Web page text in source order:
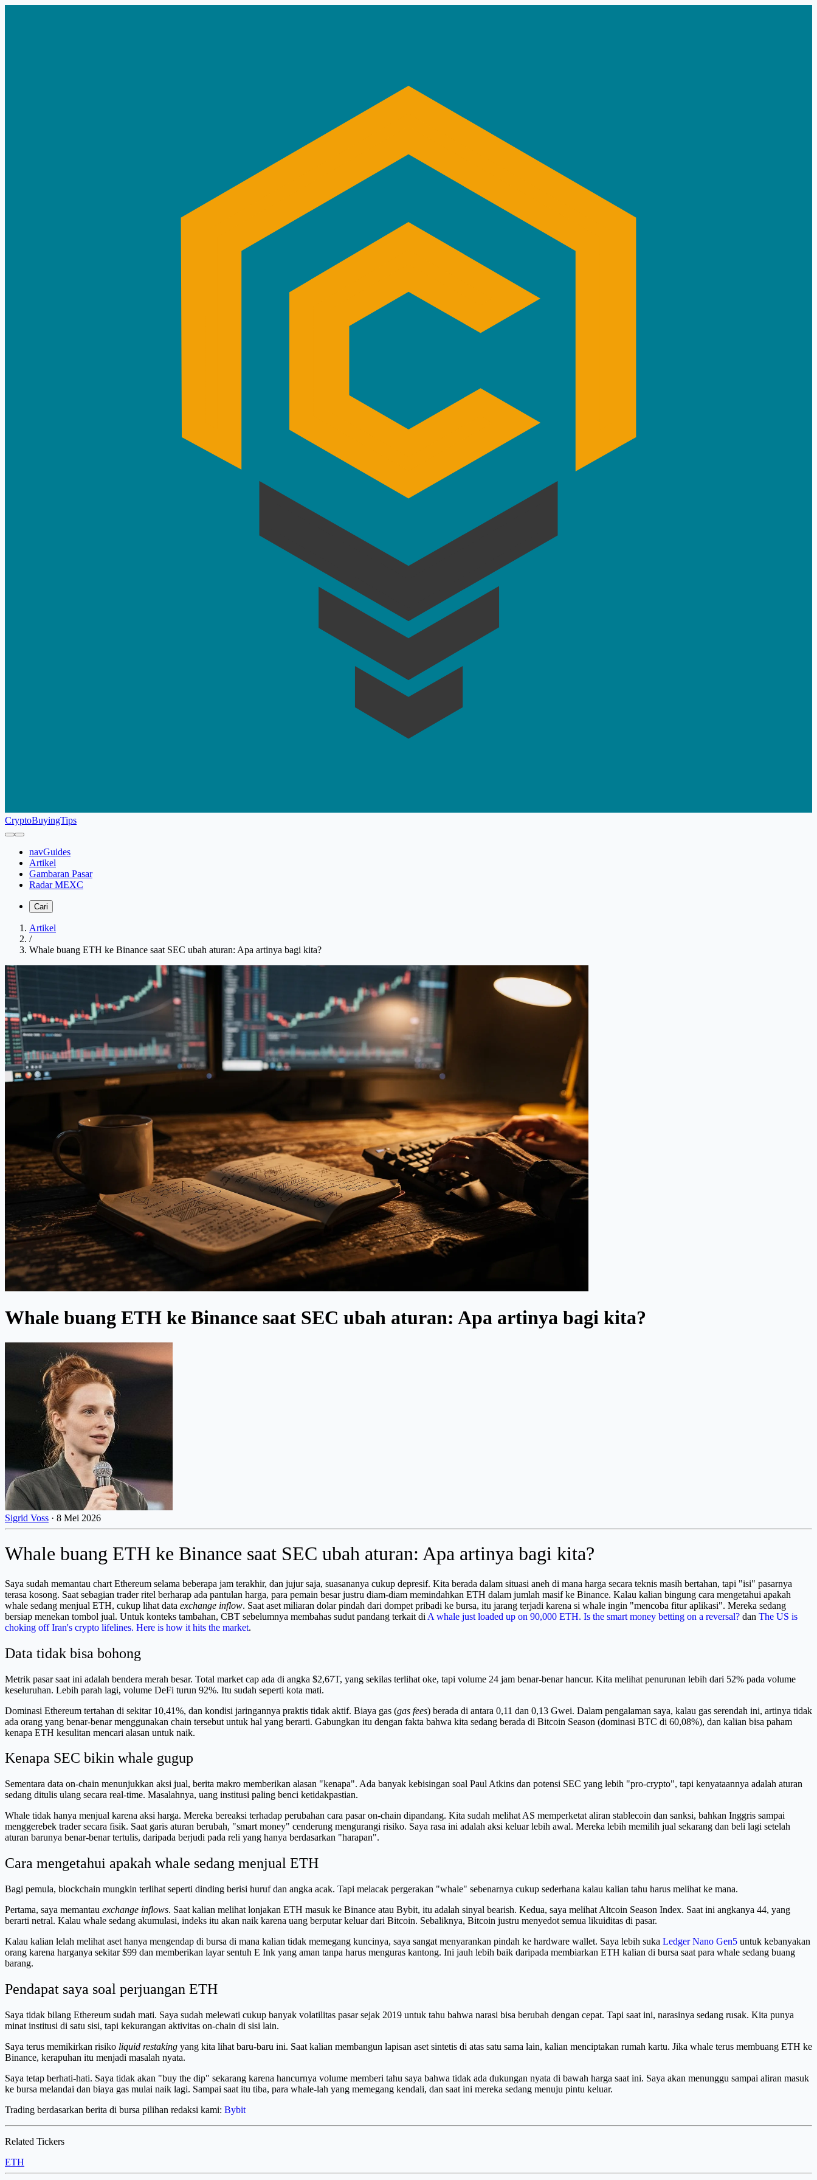
CryptoBuyingTips
navGuides
Artikel
Gambaran Pasar
Radar MEXC
Cari
Artikel
/
Whale buang ETH ke Binance saat SEC ubah aturan: Apa artinya bagi kita?
Whale buang ETH ke Binance saat SEC ubah aturan: Apa artinya bagi kita?
Sigrid Voss · 8 Mei 2026
Whale buang ETH ke Binance saat SEC ubah aturan: Apa artinya bagi kita?
Saya sudah memantau chart Ethereum selama beberapa jam terakhir, dan jujur saja, suasananya cukup depresif. Kita berada dalam situasi aneh di mana harga secara teknis masih bertahan, tapi "isi" pasarnya
terasa kosong. Saat sebagian trader ritel berharap ada pantulan harga, para pemain besar justru diam-diam memindahkan ETH dalam jumlah masif ke Binance. Kalau kalian bingung cara mengetahui apakah
whale sedang menjual ETH, cukup lihat data exchange inflow. Saat aset miliaran dolar pindah dari dompet pribadi ke bursa, itu jarang terjadi karena si whale ingin "mencoba fitur aplikasi". Mereka sedang
bersiap menekan tombol jual. Untuk konteks tambahan, CBT sebelumnya membahas sudut pandang terkait di A whale just loaded up on 90,000 ETH. Is the smart money betting on a reversal? dan The US is
choking off Iran's crypto lifelines. Here is how it hits the market.
Data tidak bisa bohong
Metrik pasar saat ini adalah bendera merah besar. Total market cap ada di angka $2,67T, yang sekilas terlihat oke, tapi volume 24 jam benar-benar hancur. Kita melihat penurunan lebih dari 52% pada volume
keseluruhan. Lebih parah lagi, volume DeFi turun 92%. Itu sudah seperti kota mati.
Dominasi Ethereum tertahan di sekitar 10,41%, dan kondisi jaringannya praktis tidak aktif. Biaya gas (gas fees) berada di antara 0,11 dan 0,13 Gwei. Dalam pengalaman saya, kalau gas serendah ini, artinya tidak
ada orang yang benar-benar menggunakan chain tersebut untuk hal yang berarti. Gabungkan itu dengan fakta bahwa kita sedang berada di Bitcoin Season (dominasi BTC di 60,08%), dan kalian bisa paham
kenapa ETH kesulitan mencari alasan untuk naik.
Kenapa SEC bikin whale gugup
Sementara data on-chain menunjukkan aksi jual, berita makro memberikan alasan "kenapa". Ada banyak kebisingan soal Paul Atkins dan potensi SEC yang lebih "pro-crypto", tapi kenyataannya adalah aturan
sedang ditulis ulang secara real-time. Masalahnya, uang institusi paling benci ketidakpastian.
Whale tidak hanya menjual karena aksi harga. Mereka bereaksi terhadap perubahan cara pasar on-chain dipandang. Kita sudah melihat AS memperketat aliran stablecoin dan sanksi, bahkan Inggris sampai
menggerebek trader secara fisik. Saat garis aturan berubah, "smart money" cenderung mengurangi risiko. Saya rasa ini adalah aksi keluar lebih awal. Mereka lebih memilih jual sekarang dan beli lagi setelah
aturan barunya benar-benar tertulis, daripada berjudi pada reli yang hanya berdasarkan "harapan".
Cara mengetahui apakah whale sedang menjual ETH
Bagi pemula, blockchain mungkin terlihat seperti dinding berisi huruf dan angka acak. Tapi melacak pergerakan "whale" sebenarnya cukup sederhana kalau kalian tahu harus melihat ke mana.
Pertama, saya memantau exchange inflows. Saat kalian melihat lonjakan ETH masuk ke Binance atau Bybit, itu adalah sinyal bearish. Kedua, saya melihat Altcoin Season Index. Saat ini angkanya 44, yang
berarti netral. Kalau whale sedang akumulasi, indeks itu akan naik karena uang berputar keluar dari Bitcoin. Sebaliknya, Bitcoin justru menyedot semua likuiditas di pasar.
Kalau kalian lelah melihat aset hanya mengendap di bursa di mana kalian tidak memegang kuncinya, saya sangat menyarankan pindah ke hardware wallet. Saya lebih suka Ledger Nano Gen5 untuk kebanyakan
orang karena harganya sekitar $99 dan memberikan layar sentuh E Ink yang aman tanpa harus menguras kantong. Ini jauh lebih baik daripada membiarkan ETH kalian di bursa saat para whale sedang buang
barang.
Pendapat saya soal perjuangan ETH
Saya tidak bilang Ethereum sudah mati. Saya sudah melewati cukup banyak volatilitas pasar sejak 2019 untuk tahu bahwa narasi bisa berubah dengan cepat. Tapi saat ini, narasinya sedang rusak. Kita punya
minat institusi di satu sisi, tapi kekurangan aktivitas on-chain di sisi lain.
Saya terus memikirkan risiko liquid restaking yang kita lihat baru-baru ini. Saat kalian membangun lapisan aset sintetis di atas satu sama lain, kalian menciptakan rumah kartu. Jika whale terus membuang ETH ke
Binance, kerapuhan itu menjadi masalah nyata.
Saya tetap berhati-hati. Saya tidak akan "buy the dip" sekarang karena hancurnya volume memberi tahu saya bahwa tidak ada dukungan nyata di bawah harga saat ini. Saya akan menunggu sampai aliran masuk
ke bursa melandai dan biaya gas mulai naik lagi. Sampai saat itu tiba, para whale-lah yang memegang kendali, dan saat ini mereka sedang menuju pintu keluar.
Trading berdasarkan berita di bursa pilihan redaksi kami: Bybit
Related Tickers
ETH